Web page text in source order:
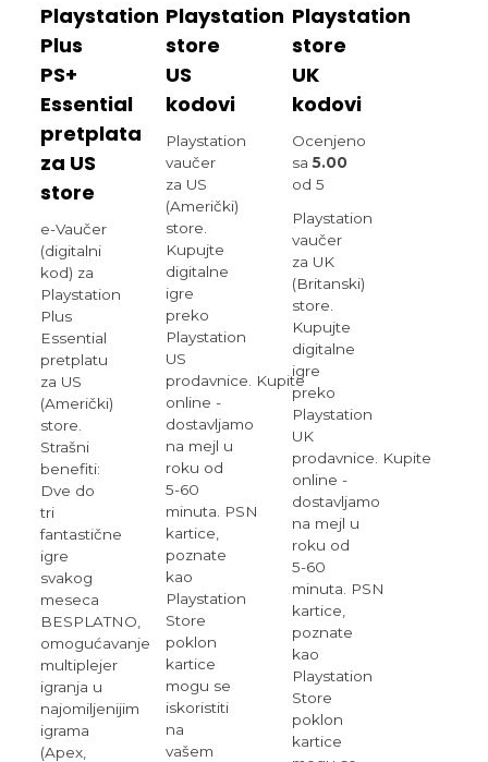
Playstation
Plus
PS+
Essential
pretplata
za US
store
e-Vaučer
(digitalni
kod) za
Playstation
Plus
Essential
pretplatu
za US
(Američki)
store.
Strašni
benefiti:
Dve do
tri
fantastične
igre
svakog
meseca
BESPLATNO,
omogućavanje
multiplejer
igranja u
najomiljenijim
igrama
(Apex,
Playstation
store
US
kodovi
Playstation
vaučer
za US
(Američki)
store.
Kupujte
digitalne
igre
preko
Playstation
US
prodavnice. Kupite
online -
dostavljamo
na mejl u
roku od
5-60
minuta. PSN
kartice,
poznate
kao
Playstation
Store
poklon
kartice
mogu se
iskoristiti
na
vašem
Playstation
store
UK
kodovi
Ocenjeno
sa5.00
od 5
Playstation
vaučer
za UK
(Britanski)
store.
Kupujte
digitalne
igre
preko
Playstation
UK
prodavnice. Kupite
online -
dostavljamo
na mejl u
roku od
5-60
minuta. PSN
kartice,
poznate
kao
Playstation
Store
poklon
kartice